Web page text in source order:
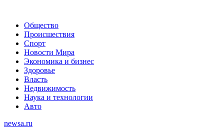
Общество
Происшествия
Спорт
Новости Мира
Экономика и бизнес
Здоровье
Власть
Недвижимость
Наука и технологии
Авто
newsa.ru